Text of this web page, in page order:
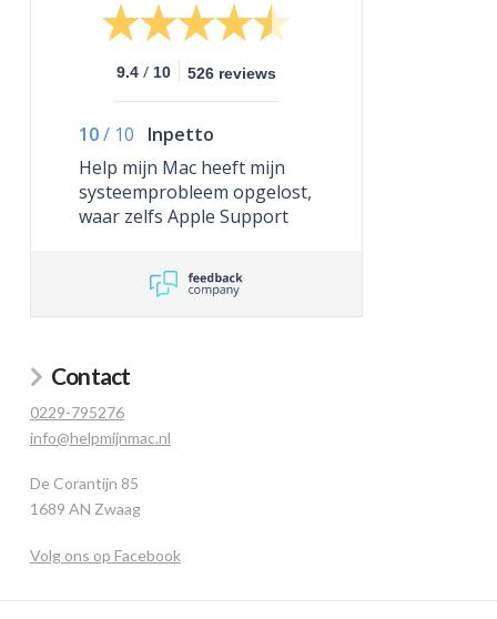
9.4 / 10 526 reviews
10/ 10
Inpetto
Help mijn Mac heeft mijn
systeemprobleem opgelost,
waar zelfs Apple Support
Contact
0229-795276
info@helpmijnmac.nl
De Corantijn 85
1689 AN Zwaag
Volg ons op Facebook